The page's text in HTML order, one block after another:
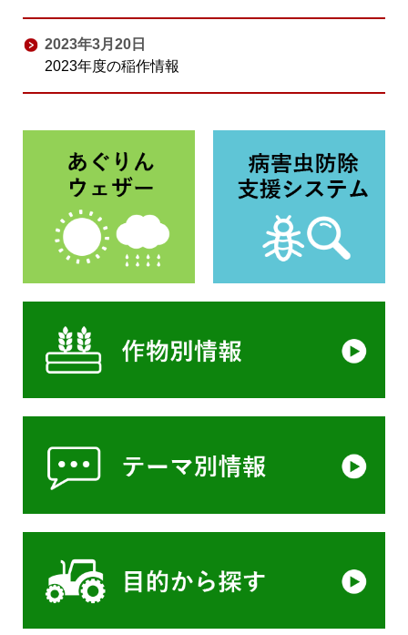
2023年3月20日
2023年度の稲作情報